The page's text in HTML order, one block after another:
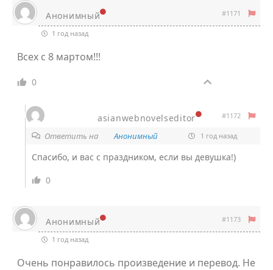
Анонимный #1171
1 год назад
Всех с 8 мартом!!!
0
asianwebnovelseditor #1172
Ответить на Анонимный 1 год назад
Спасибо, и вас с праздником, если вы девушка!)
0
Анонимный #1173
1 год назад
Очень понравилось произведение и перевод. Не